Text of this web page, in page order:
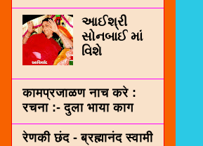
આઈશ્રી
સોનબાઈ માં
વિશે
कामप्रजाळण नाच करे :
रचना :- दुला भाया काग
रेणकी छंद - ब्रह्मानंद स्वामी